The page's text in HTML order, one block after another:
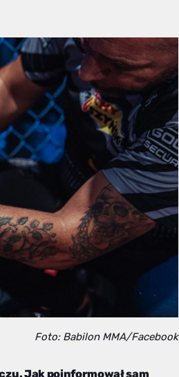
Foto: Babilon MMA/Facebook
Jak poinformował sam